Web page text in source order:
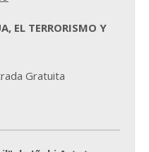
EL TERRORISMO Y
Gratuita